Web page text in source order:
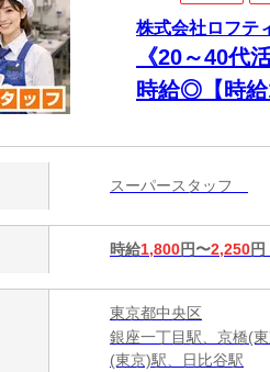
株式会社ロフテ
《20～40代
時給◎【時
スーパースタッフ
時給1,800円〜2,250円
東京都中央区
銀座一丁目駅、京橋(
(東京)駅、日比谷駅